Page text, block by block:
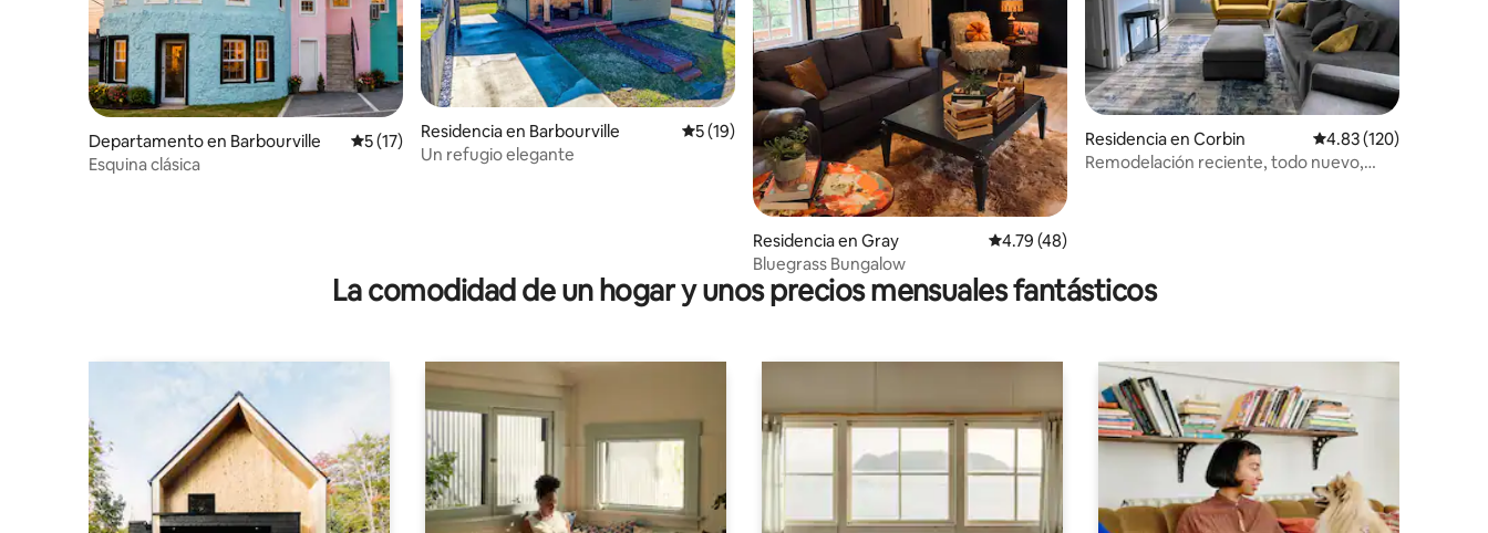
Departamento en Barbourville Calificación promedio: 5 de 5; 17 evaluaciones
5 (17)
Esquina clásica
Residencia en Barbourville Calificación promedio: 5 de 5; 19 evaluaciones
5 (19)
Un refugio elegante
Residencia en Gray Calificación promedio: 4.79 de 5; 48 evaluaciones
4.79 (48)
Bluegrass Bungalow
Residencia en Corbin Calificación promedio:
4.83 (120)
Remodelación reciente, todo nuevo,
La comodidad de un hogar y unos precios mensuales fantásticos